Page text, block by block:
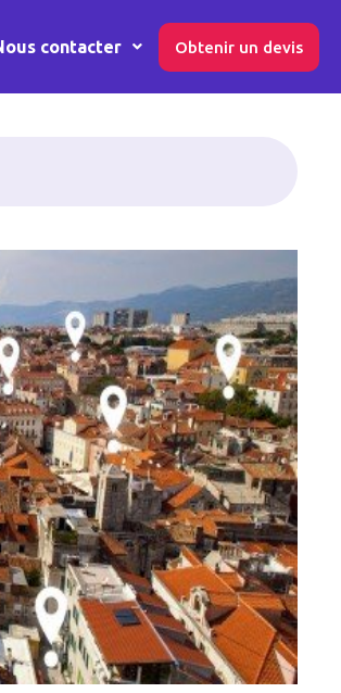
contacter Obtenir un devis